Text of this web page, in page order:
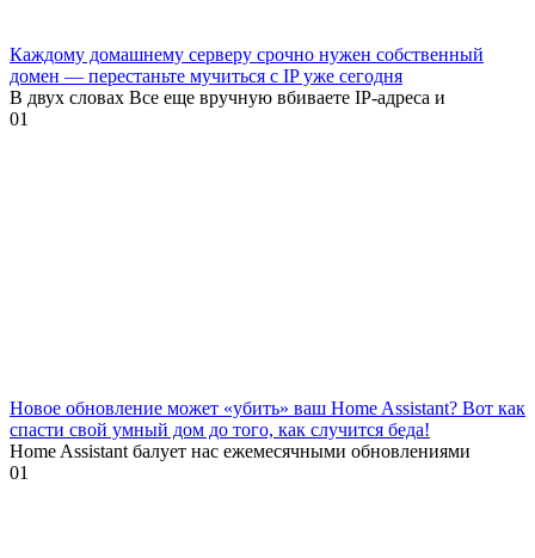
Каждому домашнему серверу срочно нужен собственный
домен — перестаньте мучиться с IP уже сегодня
В двух словах Все еще вручную вбиваете IP-адреса и
01
Новое обновление может «убить» ваш Home Assistant? Вот как
спасти свой умный дом до того, как случится беда!
Home Assistant балует нас ежемесячными обновлениями
01